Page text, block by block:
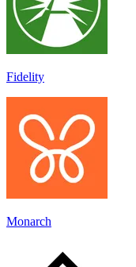
Fidelity
Monarch